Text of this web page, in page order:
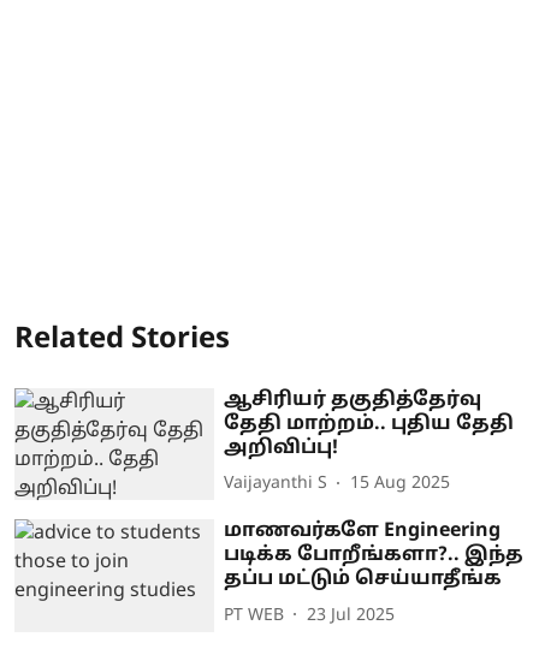
Related Stories
ஆசிரியர் தகுதித்தேர்வு
தேதி மாற்றம்.. புதிய தேதி
அறிவிப்பு!
Vaijayanthi S 15 Aug 2025
மாணவர்களே Engineering
படிக்க போறீங்களா?.. இந்த
தப்ப மட்டும் செய்யாதீங்க
PT WEB 23 Jul 2025